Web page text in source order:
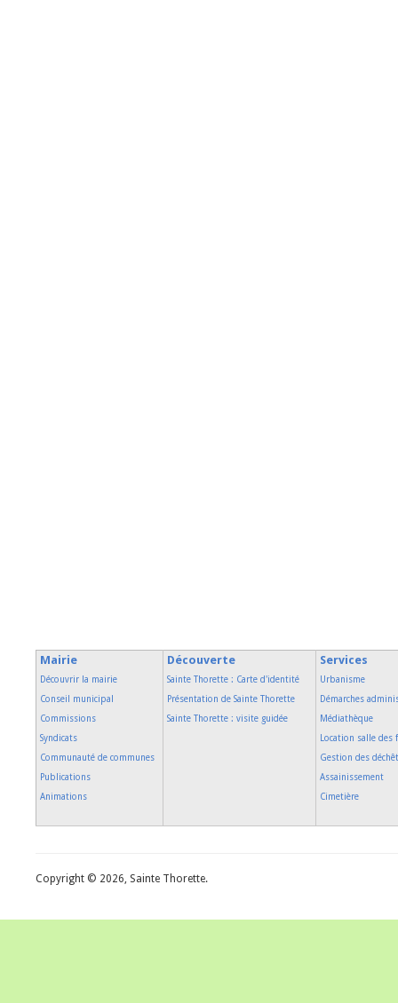
Mairie
Découvrir la mairie
Conseil municipal
Commissions
Syndicats
Communauté de communes
Publications
Animations
Découverte
Sainte Thorette : Carte d'identité
Présentation de Sainte Thorette
Sainte Thorette : visite guidée
Services
Urbanisme
Démarches
Médiathèque
Location salle des
Gestion des
Assainissement
Cimetière
Copyright © 2026, Sainte Thorette.